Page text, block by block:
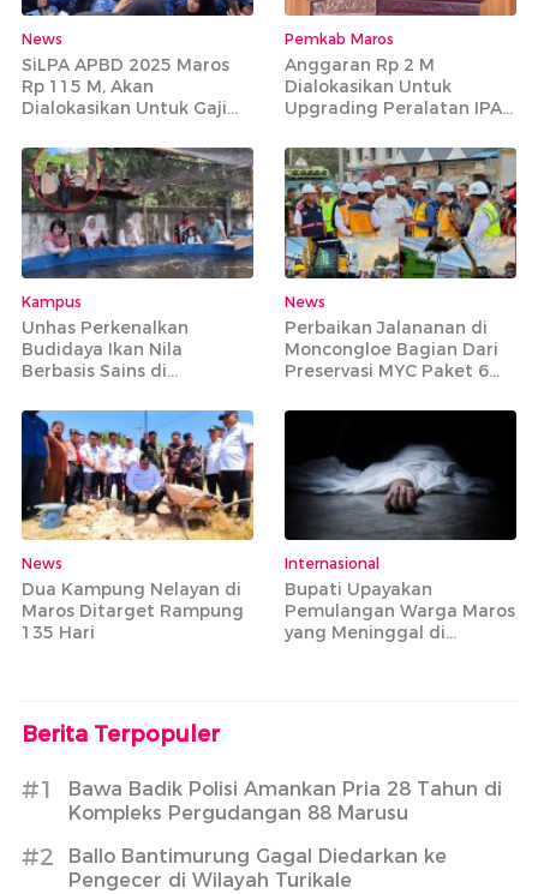
News
SiLPA APBD 2025 Maros
Rp 115 M, Akan
Dialokasikan Untuk Gaji
Pemkab Maros
Anggaran Rp 2 M
Dialokasikan Untuk
Upgrading Peralatan IPA
Kampus
Unhas Perkenalkan
Budidaya Ikan Nila
Berbasis Sains di
News
Perbaikan Jalananan di
Moncongloe Bagian Dari
Preservasi MYC Paket 6
Jalan Strategis
News
Dua Kampung Nelayan di
Maros Ditarget Rampung
135 Hari
Internasional
Bupati Upayakan
Pemulangan Warga Maros
yang Meninggal di
Berita Terpopuler
#1
Bawa Badik Polisi Amankan Pria 28 Tahun di
Kompleks Pergudangan 88 Marusu
#2
Ballo Bantimurung Gagal Diedarkan ke
Pengecer di Wilayah Turikale